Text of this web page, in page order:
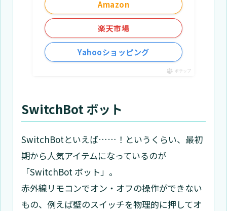
Amazon
楽天市場
Yahooショッピング
ポチップ
SwitchBot ボット
SwitchBotといえば……！というくらい、最初
期から人気アイテムになっているのが
「SwitchBot ボット」。
赤外線リモコンでオン・オフの操作ができない
もの、例えば壁のスイッチを物理的に押してオ